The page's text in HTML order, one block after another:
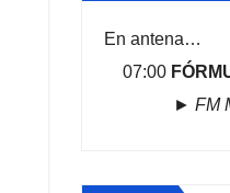
En antena…
07:00
►FM